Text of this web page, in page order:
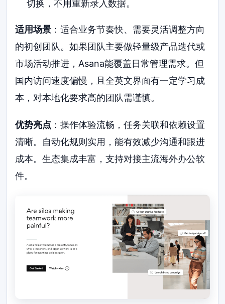
切换，不用重新录入数据。
适用场景 ：适合业务节奏快、需要灵活调整方向
的初创团队。如果团队主要做轻量级产品迭代或
市场活动推进，Asana能覆盖日常管理需求。但
国内访问速度偏慢，且全英文界面有一定学习成
本，对本地化要求高的团队需谨慎。
优势亮点 ：操作体验流畅，任务关联和依赖设置
清晰。自动化规则实用，能有效减少沟通和跟进
成本。生态集成丰富，支持对接主流海外办公软
件。